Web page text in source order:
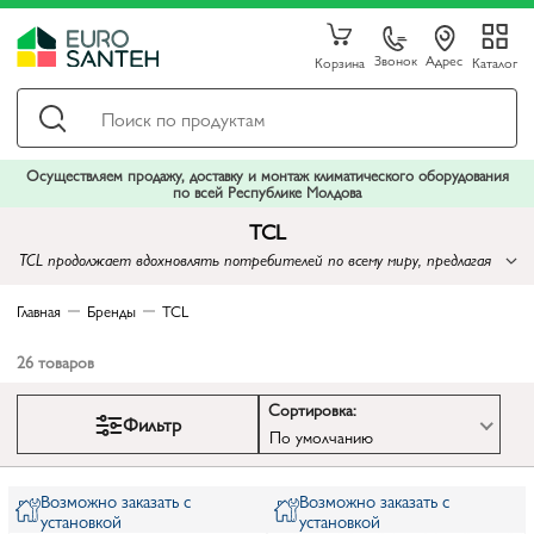
Корзина Звонок Адрес Каталог
Осуществляем продажу, доставку и монтаж климатического оборудования
по всей Республике Молдова
TCL
TCL продолжает вдохновлять потребителей по всему миру, предлагая
Главная Бренды TCL
26 товаров
Фильтр
Сортировка:
По умолчанию
Возможно заказать с
установкой
Возможно заказать с
установкой